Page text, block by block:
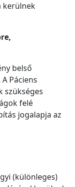
kerülnek
belső
Páciens
szükséges
felé
jogalapja az
(különleges)